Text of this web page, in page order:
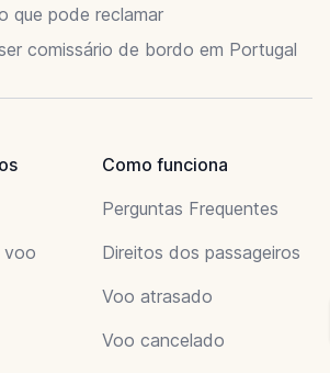
que pode reclamar
comissário de bordo em Portugal
voo
Como funciona
Perguntas Frequentes
Direitos dos passageiros
Voo atrasado
Voo cancelado